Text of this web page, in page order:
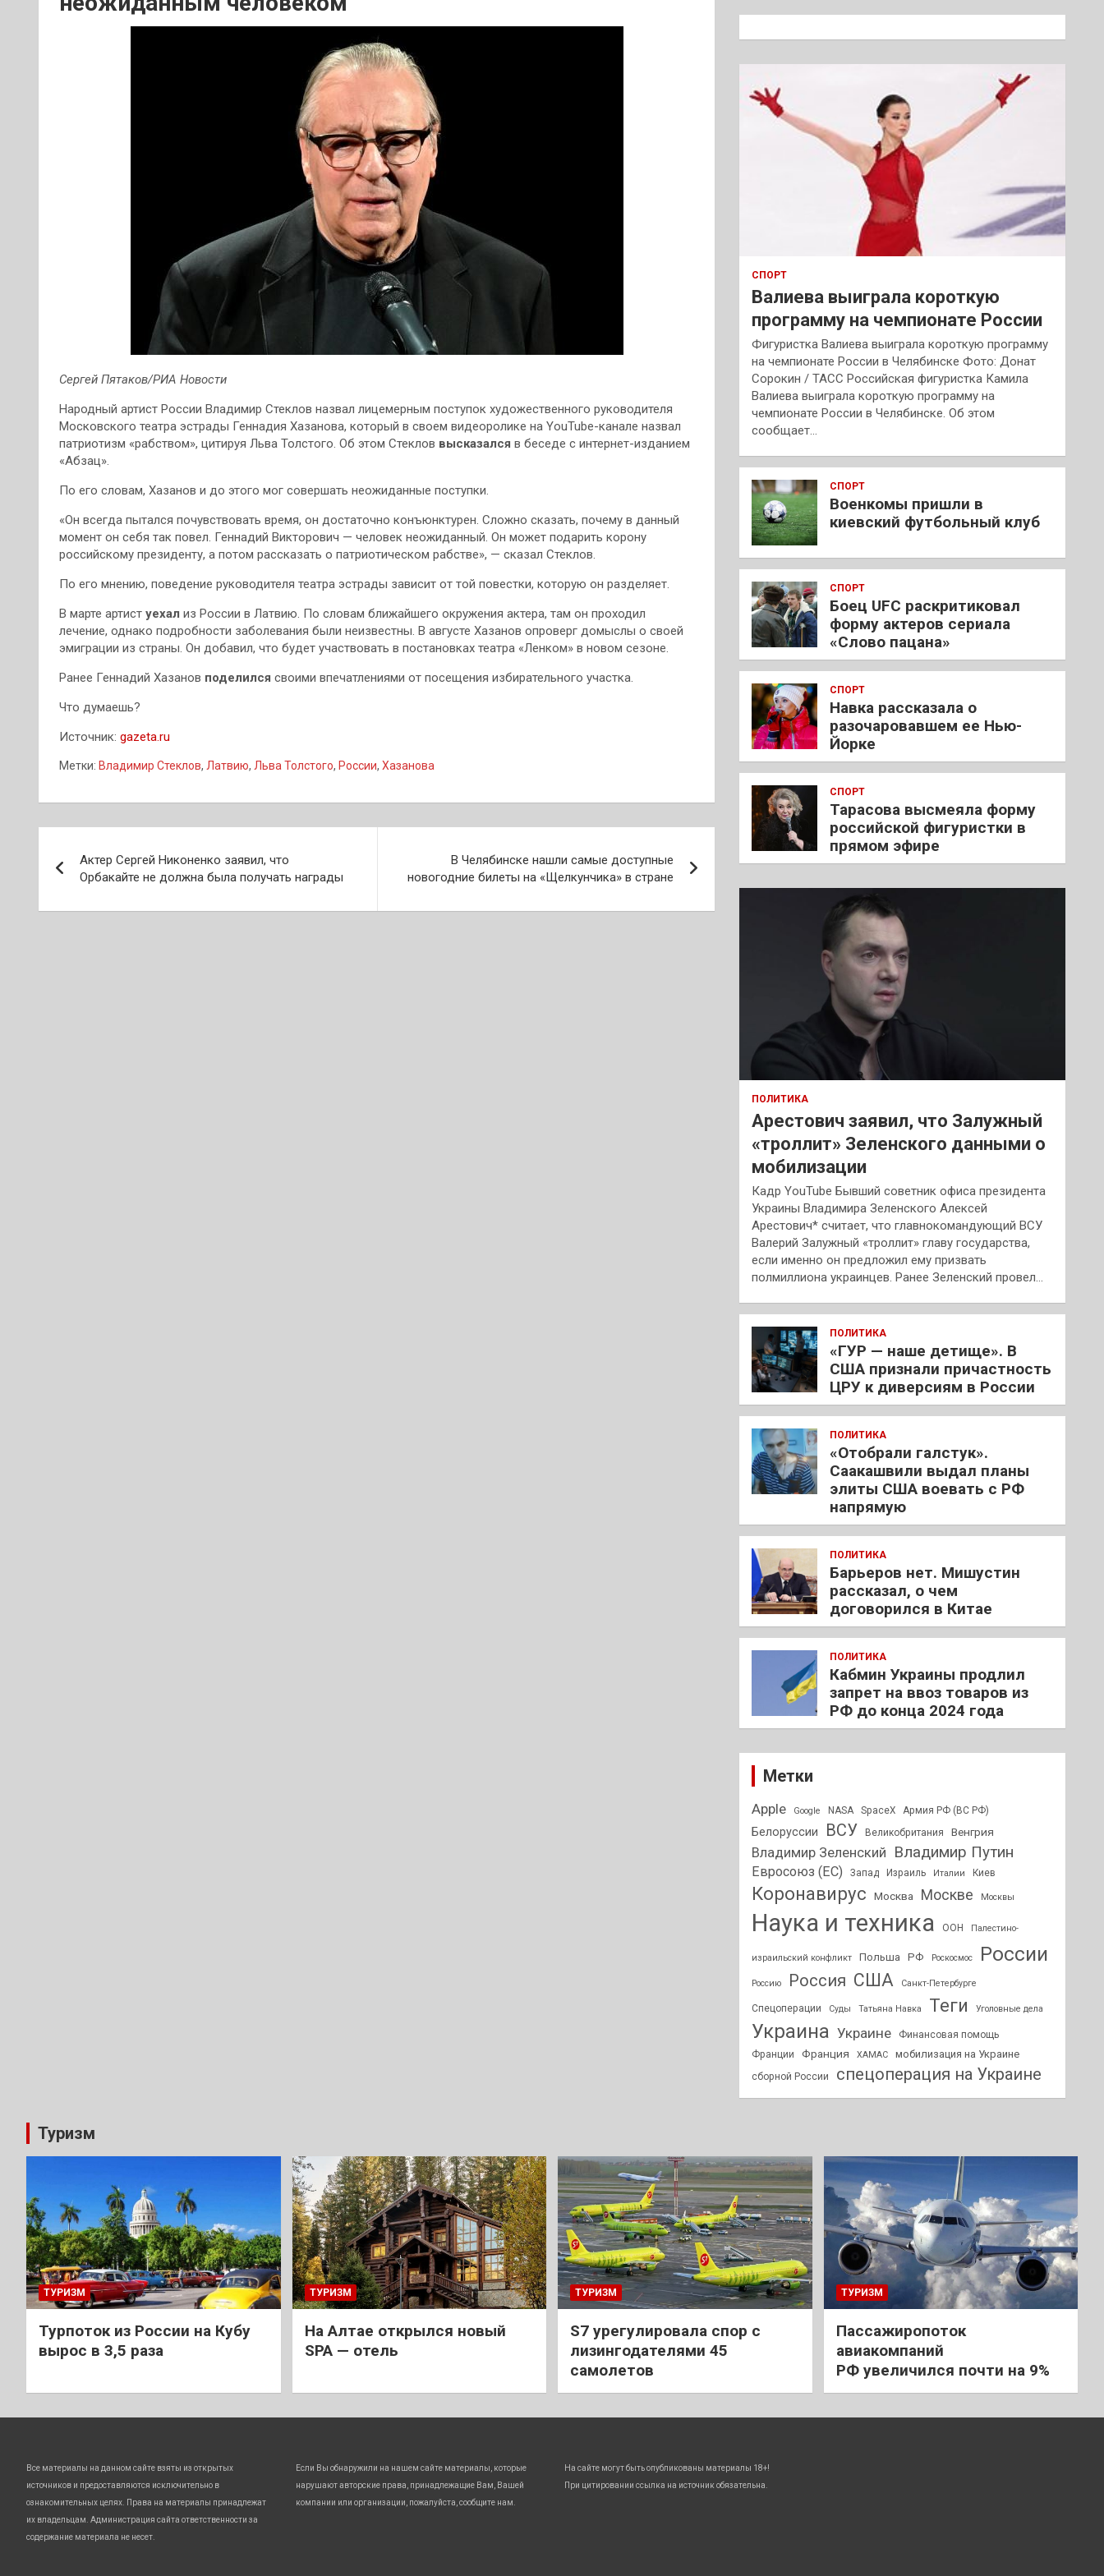
Сергей Пятаков/РИА Новости
Народный артист России Владимир Стеклов назвал лицемерным поступок художественного руководителя
Московского театра эстрады Геннадия Хазанова, который в своем видеоролике на YouTube-канале назвал
патриотизм «рабством», цитируя Льва Толстого. Об этом Стеклов высказался в беседе с интернет-изданием
«Абзац».
По его словам, Хазанов и до этого мог совершать неожиданные поступки.
«Он всегда пытался почувствовать время, он достаточно конъюнктурен. Сложно сказать, почему в данный
момент он себя так повел. Геннадий Викторович — человек неожиданный. Он может подарить корону
российскому президенту, а потом рассказать о патриотическом рабстве», — сказал Стеклов.
По его мнению, поведение руководителя театра эстрады зависит от той повестки, которую он разделяет.
В марте артист уехал из России в Латвию. По словам ближайшего окружения актера, там он проходил
лечение, однако подробности заболевания были неизвестны. В августе Хазанов опроверг домыслы о своей
эмиграции из страны. Он добавил, что будет участвовать в постановках театра «Ленком» в новом сезоне.
Ранее Геннадий Хазанов поделился своими впечатлениями от посещения избирательного участка.
Что думаешь?
Источник: gazeta.ru
Метки: Владимир Стеклов, Латвию, Льва Толстого, России, Хазанова
по
записям
Актер Сергей Никоненко заявил, что
Орбакайте не должна была получать награды
В Челябинске нашли самые доступные
новогодние билеты на «Щелкунчика» в стране
к
СПОРТ
Валиева выиграла короткую
программу на чемпионате России
Фигуристка Валиева выиграла короткую программу
на чемпионате России в Челябинске Фото: Донат
Сорокин / ТАСС Российская фигуристка Камила
Валиева выиграла короткую программу на
чемпионате России в Челябинске. Об этом
сообщает…
СПОРТ
Военкомы пришли в
киевский футбольный клуб
СПОРТ
Боец UFC раскритиковал
форму актеров сериала
«Слово пацана»
СПОРТ
Навка рассказала о
разочаровавшем ее Нью-
Йорке
СПОРТ
Тарасова высмеяла форму
российской фигуристки в
прямом эфире
ПОЛИТИКА
Арестович заявил, что Залужный
«троллит» Зеленского данными о
мобилизации
Кадр YouTube Бывший советник офиса президента
Украины Владимира Зеленского Алексей
Арестович* считает, что главнокомандующий ВСУ
Валерий Залужный «троллит» главу государства,
если именно он предложил ему призвать
полмиллиона украинцев. Ранее Зеленский провел…
ПОЛИТИКА
«ГУР — наше детище». В
США признали причастность
ЦРУ к диверсиям в России
ПОЛИТИКА
«Отобрали галстук».
Саакашвили выдал планы
элиты США воевать с РФ
напрямую
ПОЛИТИКА
Барьеров нет. Мишустин
рассказал, о чем
договорился в Китае
ПОЛИТИКА
Кабмин Украины продлил
запрет на ввоз товаров из
РФ до конца 2024 года
Метки
Apple Google NASA SpaceX Армия РФ (ВС РФ)
Белоруссии ВСУ Великобритания Венгрия
Владимир Зеленский Владимир Путин
Евросоюз (ЕС) Запад Израиль Италии Киев
Коронавирус Москва Москве Москвы
Наука и техника ООН Палестино-
израильский конфликт Польша РФ Роскосмос России
Россию Россия США Санкт-Петербурге
Спецоперации Суды Татьяна Навка Теги Уголовные дела
Украина Украине
Финансовая помощь
Франции
Франция ХАМАС мобилизация на Украине
сборной России спецоперация на Украине
Туризм
ТУРИЗМ
Турпоток из России на Кубу
вырос в 3,5 раза
ТУРИЗМ
На Алтае открылся новый
SPA — отель
ТУРИЗМ
S7 урегулировала спор с
лизингодателями 45
самолетов
ТУРИЗМ
Пассажиропоток
авиакомпаний
РФ увеличился почти на 9%
Все материалы на данном сайте взяты из открытых
источников и предоставляются исключительно в
ознакомительных целях. Права на материалы принадлежат
их владельцам. Администрация сайта ответственности за
содержание материала не несет.
Если Вы обнаружили на нашем сайте материалы, которые
нарушают авторские права, принадлежащие Вам, Вашей
компании или организации, пожалуйста, сообщите нам.
На сайте могут быть опубликованы материалы 18+!
При цитировании ссылка на источник обязательна.